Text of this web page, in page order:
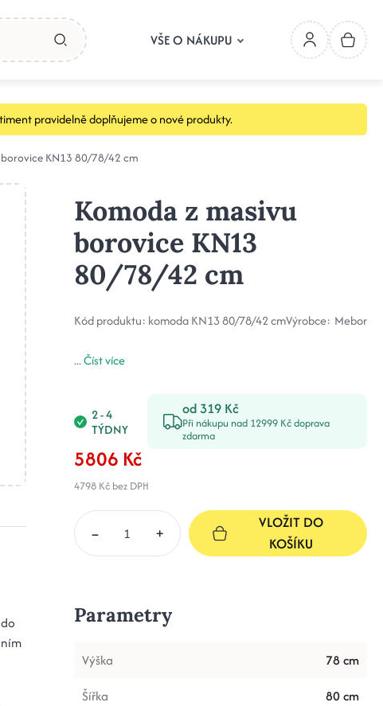
VŠE O NÁKUPU
pravidelně doplňujeme o nové produkty.
KN13 80/78/42 cm
Komoda z masivu
borovice KN13
80/78/42 cm
Kód produktu: komoda KN13 80/78/42 cmVýrobce: Mebor
...Číst více
2 - 4
TÝDNY
od 319 Kč
Při nákupu nad 12999 Kč doprava
zdarma
5806 Kč
4798 Kčbez DPH
– +
VLOŽIT DO
KOŠÍKU
Parametry
Výška
78 cm
Šířka
80 cm